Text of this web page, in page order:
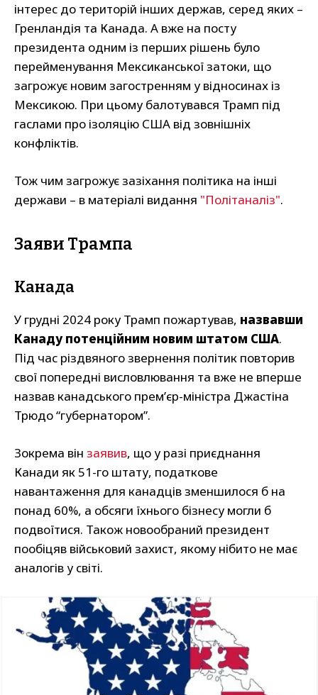
інтерес до територій інших держав, серед яких –
Гренландія та Канада. А вже на посту
президента одним із перших рішень було
перейменування Мексиканської затоки, що
загрожує новим загостренням у відносинах із
Мексикою. При цьому балотувався Трамп під
гаслами про ізоляцію США від зовнішніх
конфліктів.
Тож чим загрожує зазіхання політика на інші
держави – в матеріалі видання "Політаналіз".
Заяви Трампа
Канада
У грудні 2024 року Трамп пожартував, назвавши
Канаду потенційним новим штатом США.
Під час різдвяного звернення політик повторив
свої попередні висловлювання та вже не вперше
назвав канадського прем’єр-міністра Джастіна
Трюдо “губернатором”.
Зокрема він заявив, що у разі приєднання
Канади як 51-го штату, податкове
навантаження для канадців зменшилося б на
понад 60%, а обсяги їхнього бізнесу могли б
подвоїтися. Також новообраний президент
пообіцяв військовий захист, якому нібито не має
аналогів у світі.